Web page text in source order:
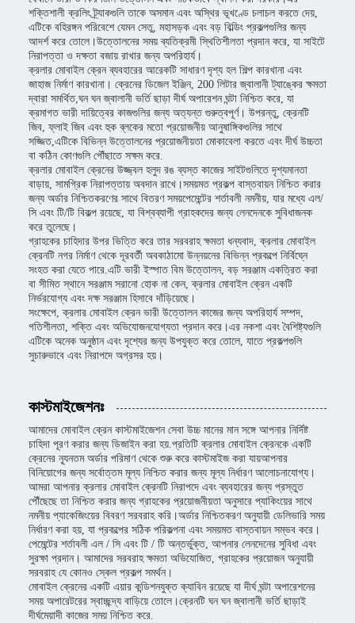
শক্তিশালী ক্রলিং ট্র্যাকগুলি তাকে অসমান এবং অস্থির ভূখণ্ডে চলাচল করতে দেয়,
এটিকে বহিরঙ্গন পরিবেশে যেমন সেতু, মহাসড়ক এবং বড় বিল্ডিং প্রকল্পগুলির জন্য
আদর্শ করে তোলে।উত্তোলনের সময় ব্যতিক্রমী স্থিতিশীলতা প্রদান করে, যা সাইটে
নিরাপত্তা ও দক্ষতা বজায় রাখার জন্য অপরিহার্য।
ক্রলার মোবাইল ক্রেন ব্যবহারের আরেকটি সাধারণ দৃশ্য হল শিল্প কারখানা এবং
জাহাজ নির্মাণ কারখানা। ক্রেনের ডিজেল ইঞ্জিন, 200 লিটার জ্বালানী ট্যাঙ্কের ক্ষমতা
দ্বারা সমর্থিত,ঘন ঘন জ্বালানী ভর্তি ছাড়া দীর্ঘ অপারেশন ঘন্টা নিশ্চিত করে, যা
ক্রমাগত ভারী দায়িত্বের কাজগুলির জন্য অত্যন্ত গুরুত্বপূর্ণ। উপরন্তু, ক্রেনটি
জিব, ফ্লাই জিব এবং হুক ব্লকের মতো প্রয়োজনীয় আনুষাঙ্গিকগুলির সাথে
সজ্জিত,এটিকে বিভিন্ন উত্তোলনের প্রয়োজনীয়তা মোকাবেলা করতে এবং দীর্ঘ উচ্চতা
বা কঠিন কোণগুলি পৌঁছাতে সক্ষম করে.
ক্রলার মোবাইল ক্রেনের উজ্জ্বল হলুদ রঙ ব্যস্ত কাজের সাইটগুলিতে দৃশ্যমানতা
বাড়ায়, সামগ্রিক নিরাপত্তায় অবদান রাখে।সময়মত প্রকল্প বাস্তবায়ন নিশ্চিত করার
জন্য অর্ডার নিশ্চিতকরণের সাথে বিতরণ সময়পেমেন্টের শর্তাবলী নমনীয়, যার মধ্যে এল/
সি এবং টি/টি বিকল্প রয়েছে, যা বিশ্বব্যাপী গ্রাহকদের জন্য লেনদেনকে সুবিধাজনক
করে তুলেছে।
গ্রাহকের চাহিদার উপর ভিত্তি করে তার সরবরাহ ক্ষমতা ধন্যবাদ, ক্রলার মোবাইল
ক্রেনটি নগর নির্মাণ থেকে দূরবর্তী অবকাঠামো উন্নয়নের বিভিন্ন প্রকল্পে নির্বিঘ্নে
সংহত করা যেতে পারে.এটি ভারী ইস্পাত বিম উত্তোলন, বড় সরঞ্জাম একত্রিত করা
বা সীমিত স্থানে সরঞ্জাম সরানো হোক না কেন, ক্রলার মোবাইল ক্রেন একটি
নির্ভরযোগ্য এবং দক্ষ সরঞ্জাম হিসাবে দাঁড়িয়েছে।
সংক্ষেপে, ক্রলার মোবাইল ক্রেন ভারী উত্তোলন কাজের জন্য অপরিহার্য সম্পদ,
গতিশীলতা, শক্তি এবং অভিযোজনযোগ্যতা প্রদান করে।এর নকশা এবং বৈশিষ্ট্যগুলি
এটিকে অনেক অনুষ্ঠান এবং দৃশ্যের জন্য উপযুক্ত করে তোলে, যাতে প্রকল্পগুলি
সুচারুভাবে এবং নিরাপদে অগ্রসর হয়।
কাস্টমাইজেশনঃ
আমাদের মোবাইল ক্রেন কাস্টমাইজেশন সেবা উচ্চ মানের মান সঙ্গে আপনার নির্দিষ্ট
চাহিদা পূরণ করার জন্য ডিজাইন করা হয়.প্রতিটি ক্রলার মোবাইল ক্রেনকে একটি
ক্রেনের ন্যূনতম অর্ডার পরিমাণ থেকে শুরু করে কাস্টমাইজ করা যায়আপনার
বিনিয়োগের জন্য সর্বোত্তম মূল্য নিশ্চিত করার জন্য মূল্য নির্ধারণ আলোচনাযোগ্য।
আমরা আপনার ক্রলার মোবাইল ক্রেনটি নিরাপদে এবং ব্যবহারের জন্য প্রস্তুত
পৌঁছেছে তা নিশ্চিত করার জন্য গ্রাহকের প্রয়োজনীয়তা অনুসারে প্যাকিংয়ের সাথে
নমনীয় প্যাকেজিংয়ের বিবরণ সরবরাহ করি।অর্ডার নিশ্চিতকরণ অনুযায়ী ডেলিভারি সময়
নির্ধারণ করা হয়, যা প্রকল্পের সঠিক পরিকল্পনা এবং সময়মত বাস্তবায়ন সম্ভব করে।
পেমেন্টের শর্তাবলী এল / সি এবং টি / টি অন্তর্ভুক্ত, আপনার লেনদেনের সুবিধা এবং
সুরক্ষা প্রদান। আমাদের সরবরাহ ক্ষমতা অভিযোজিত, গ্রাহকের প্রয়োজন অনুযায়ী
সরবরাহ যে কোনও স্কেল প্রকল্প সমর্থন।
মোবাইল ক্রেনের একটি এয়ার কন্ডিশনযুক্ত ক্যাবিন রয়েছে যা দীর্ঘ ঘন্টা অপারেশনের
সময় অপারেটরের স্বাচ্ছন্দ্য বাড়িয়ে তোলে।ক্রেনটি ঘন ঘন জ্বালানী ভর্তি ছাড়াই
দীর্ঘমেয়াদী কাজের সময় নিশ্চিত করে.